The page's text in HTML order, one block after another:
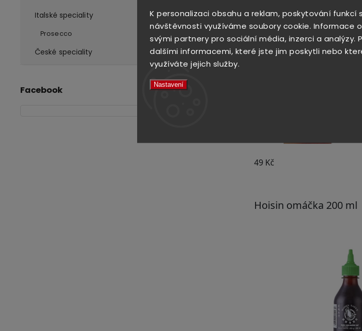
K personalizaci obsahu a reklam, poskytování
návštěvnosti využíváme soubory cookie. Informace
svými partnery pro sociální média, inzerci a
dalšími informacemi, které jste jim poskytli nebo
využíváte jejich služby.
Nastavení
Italské speciality
Prosecco
České speciality
Facebook